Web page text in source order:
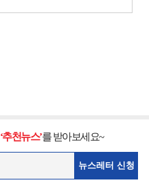
‘추천뉴스’를 받아보세요~
뉴스레터 신청